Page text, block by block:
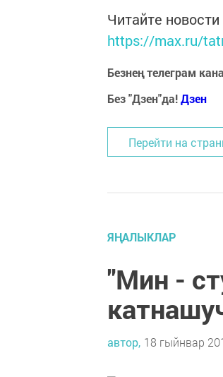
Читайте
https://max.ru/
Безнең телеграм
Без "Дзен"да!Дзен
Перейти на
ЯҢАЛЫКЛАР
"Мин -
автор, 18 гыйнвар